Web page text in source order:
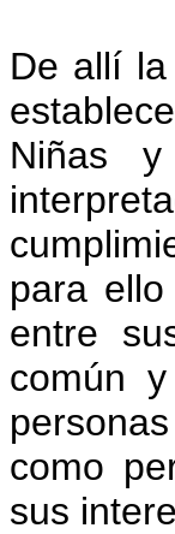
De allí
Niñas y
para
entre
común
como
sus